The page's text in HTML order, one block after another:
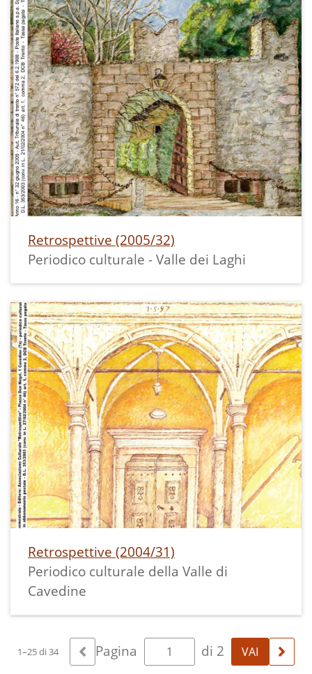
Retrospettive (2005/32)
Periodico culturale - Valle dei Laghi
Retrospettive (2004/31)
Periodico culturale della Valle di
Cavedine
1–25 di 34 Pagina di 2